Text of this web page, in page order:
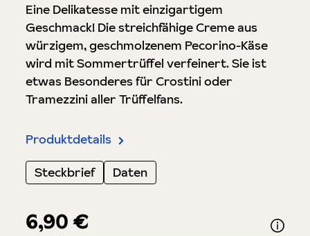
6,90 €
Eine Delikatesse mit einzigartigem
Geschmack! Die streichfähige Creme aus
würzigem, geschmolzenem Pecorino-Käse
wird mit Sommertrüffel verfeinert. Sie ist
etwas Besonderes für Crostini oder
Tramezzini aller Trüffelfans.
Produktdetails
Steckbrief
Daten